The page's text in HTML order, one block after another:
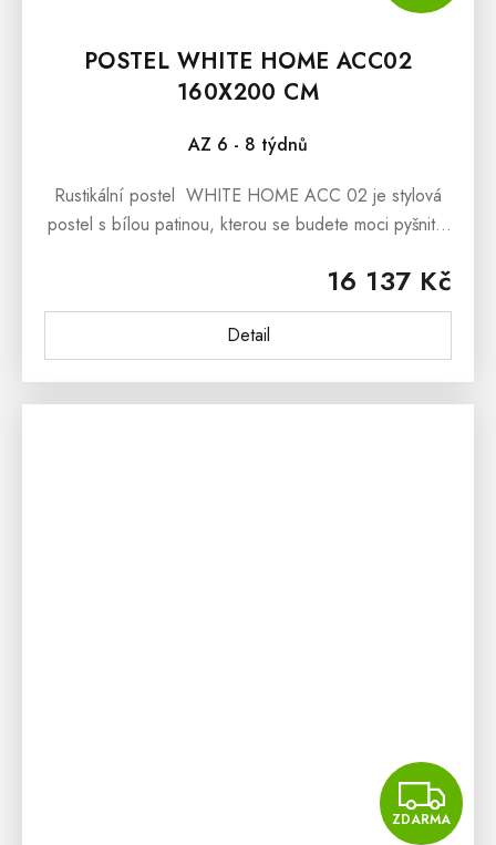
POSTEL WHITE HOME ACC02
160X200 CM
AZ 6 - 8 týdnů
16 137 Kč
Detail
Rustikální postel WHITE HOME ACC 02 je stylová
postel s bílou patinou, kterou se budete moci pyšnit v
ZDARMA